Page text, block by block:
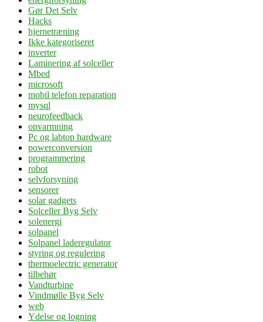
Gør Det Selv
Hacks
hjernetræning
Ikke kategoriseret
inverter
Laminering af solceller
Mbed
microsoft
mobil telefon reparation
mysql
neurofeedback
opvarmning
Pc og labtop hardware
powerconversion
programmering
robot
selvforsyning
sensorer
solar gadgets
Solceller Byg Selv
solenergi
solpanel
Solpanel laderegulator
styring og regulering
thermoelectric generator
tilbehør
Vandturbine
Vindmølle Byg Selv
web
Ydelse og logning